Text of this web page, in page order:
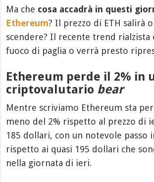
Ma che cosa accadrà in questi
Ethereum? Il prezzo di ETH salirà
scendere? Il recente trend rialzista
fuoco di paglia o verrà presto
Ethereum perde il 2% in
criptovalutario bear
Mentre scriviamo Ethereum sta
meno del 2% rispetto al prezzo di
185 dollari, con un notevole passo
rispetto ai quasi 195 dollari che
nella giornata di ieri.